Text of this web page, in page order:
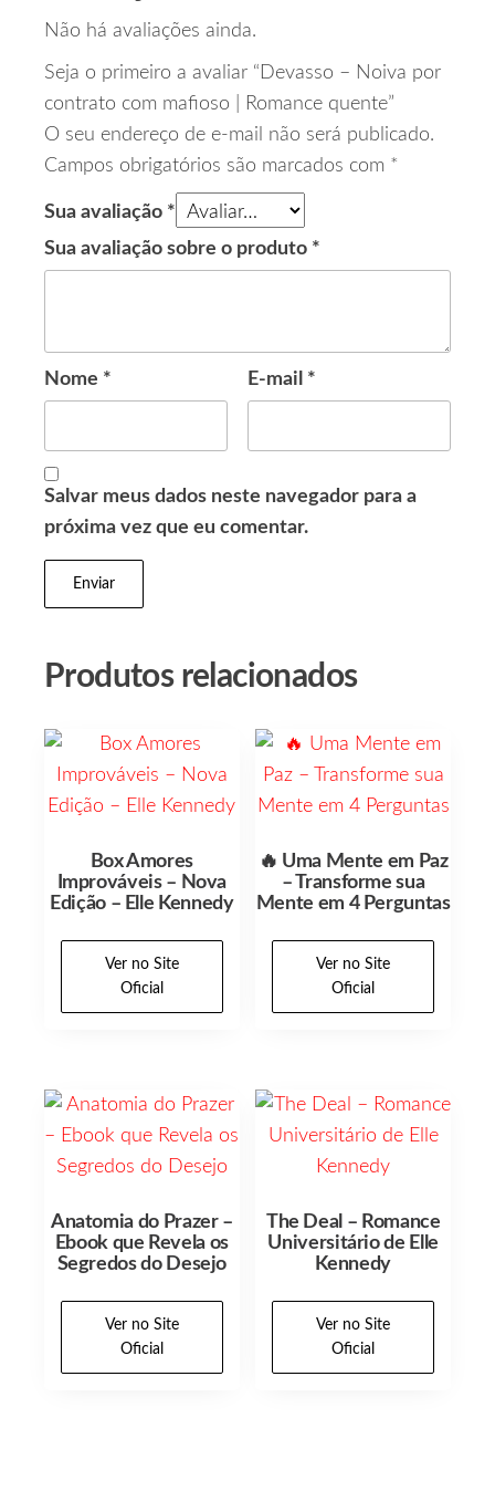
Não há avaliações ainda.
Seja o primeiro a avaliar “Devasso – Noiva por
contrato com mafioso | Romance quente”
O seu endereço de e-mail não será publicado.
Campos obrigatórios são marcados com *
Sua avaliação *
Sua avaliação sobre o produto *
Nome * E-mail *
Salvar meus dados neste navegador para a
próxima vez que eu comentar.
Produtos relacionados
Box Amores
Improváveis – Nova
Edição – Elle Kennedy
Ver no Site
Oficial
🔥 Uma Mente em Paz
– Transforme sua
Mente em 4 Perguntas
Ver no Site
Oficial
Anatomia do Prazer –
Ebook que Revela os
Segredos do Desejo
Ver no Site
Oficial
The Deal – Romance
Universitário de Elle
Kennedy
Ver no Site
Oficial